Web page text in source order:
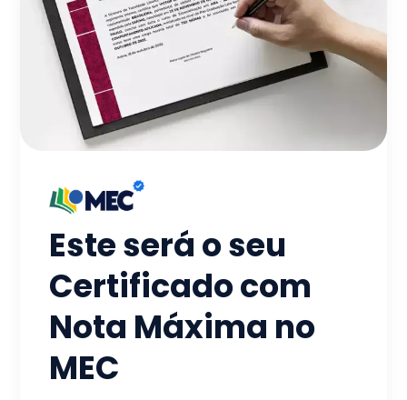
Este será o seu
Certificado com
Nota Máxima no
MEC